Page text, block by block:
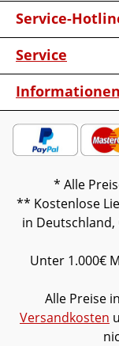
oder
vormontiert
enthalten.
Service-
Service
Informationen
* Alle
** Kostenlose
in
Unter 1.000€
Alle Preise
Versandkosten